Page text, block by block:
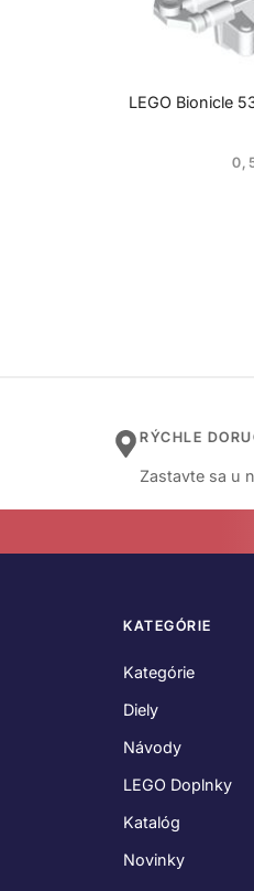
LEGO Bionicle
RÝCHLE
Zastavte sa u
KATEGÓRIE
Kategórie
Diely
Návody
LEGO Doplnky
Katalóg
Novinky